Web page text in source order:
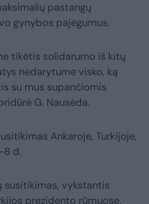
pastangų
gynybos pajėgumus.
tikėtis solidarumo iš kitų
nedarytume visko, ką
su mus supančiomis
G. Nausėda.
Ankaroje, Turkijoje,
d.
susitikimas, vykstantis
prezidento rūmuose,